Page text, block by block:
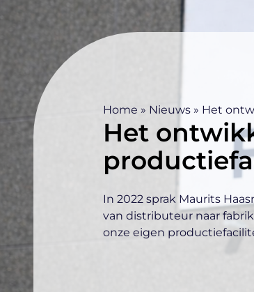
Home » Nieuws » Het
Het
In 2022 sprak Maurits
van distributeur naar
onze eigen